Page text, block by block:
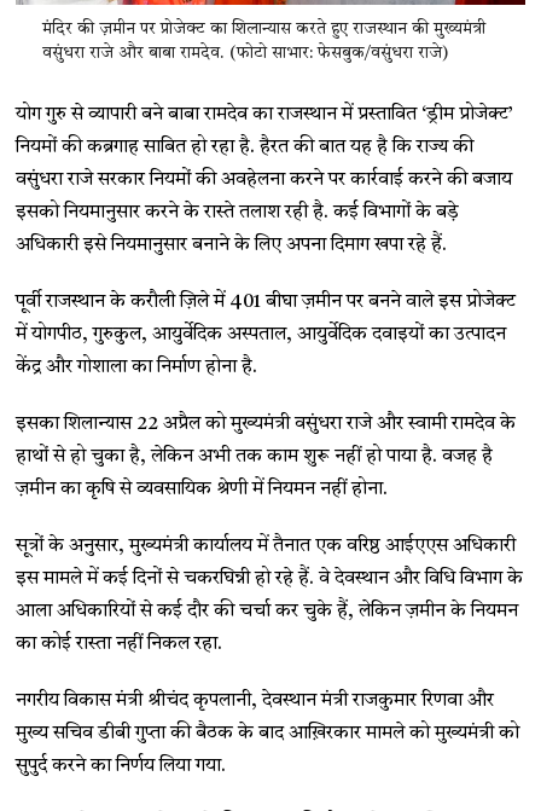
मंदिर की ज़मीन पर प्रोजेक्ट का शिलान्यास करते हुए राजस्थान की मुख्यमंत्री
वसुंधरा राजे और बाबा रामदेव. (फोटो साभार: फेसबुक/वसुंधरा राजे)
योग गुरु से व्यापारी बने बाबा रामदेव का राजस्थान में प्रस्तावित ‘ड्रीम प्रोजेक्ट’
नियमों की कब्रगाह साबित हो रहा है. हैरत की बात यह है कि राज्य की
वसुंधरा राजे सरकार नियमों की अवहेलना करने पर कार्रवाई करने की बजाय
इसको नियमानुसार करने के रास्ते तलाश रही है. कई विभागों के बड़े
अधिकारी इसे नियमानुसार बनाने के लिए अपना दिमाग खपा रहे हैं.
पूर्वी राजस्थान के करौली ज़िले में 401 बीघा ज़मीन पर बनने वाले इस प्रोजेक्ट
में योगपीठ, गुरुकुल, आयुर्वेदिक अस्पताल, आयुर्वेदिक दवाइयों का उत्पादन
केंद्र और गोशाला का निर्माण होना है.
इसका शिलान्यास 22 अप्रैल को मुख्यमंत्री वसुंधरा राजे और स्वामी रामदेव के
हाथों से हो चुका है, लेकिन अभी तक काम शुरू नहीं हो पाया है. वजह है
ज़मीन का कृषि से व्यवसायिक श्रेणी में नियमन नहीं होना.
सूत्रों के अनुसार, मुख्यमंत्री कार्यालय में तैनात एक वरिष्ठ आईएएस अधिकारी
इस मामले में कई दिनों से चकरघिन्नी हो रहे हैं. वे देवस्थान और विधि विभाग के
आला अधिकारियों से कई दौर की चर्चा कर चुके हैं, लेकिन ज़मीन के नियमन
का कोई रास्ता नहीं निकल रहा.
नगरीय विकास मंत्री श्रीचंद कृपलानी, देवस्थान मंत्री राजकुमार रिणवा और
मुख्य सचिव डीबी गुप्ता की बैठक के बाद आख़िरकार मामले को मुख्यमंत्री को
सुपुर्द करने का निर्णय लिया गया.